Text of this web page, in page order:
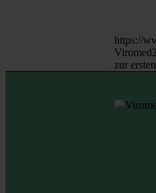
https://
Viromed
zur